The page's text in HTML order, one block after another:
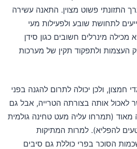
התזונתי פשוט מצוין. התאנה עשירה
לתחושת שובע ולפעילות מעי
מכילה מינרלים חשובים כגון סידן
העצמות ולתפקוד תקין של מערכות
חמצון, ולכן יכולה לתרום להגנה בפני
לאכול אותה בצורתה הטרייה, אבל גם
מאוד (תמרחו עליה מעט טחינה גולמית
להפליא). למרות המתיקות
הסוכר בפרי כוללת גם סיבים